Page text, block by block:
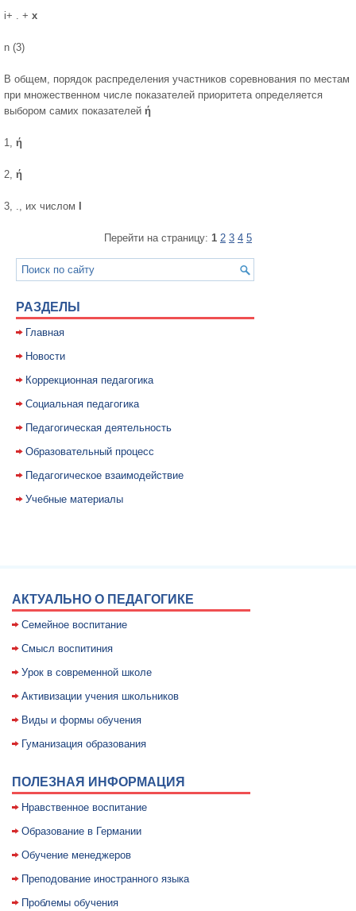
i+ . + х
n (3)
В общем, порядок распределения участников соревнования по мес­там
при множественном числе показателей приоритета определяется
выбо­ром самих показателей ή
1, ή
2, ή
3, ., их числом
Перейти на страницу: 1 2 3 4 5
РАЗДЕЛЫ
Главная
Новости
Коррекционная педагогика
Социальная педагогика
Педагогическая деятельность
Образовательный процесс
Педагогическое взаимодействие
Учебные материалы
АКТУАЛЬНО О ПЕДАГОГИКЕ
Семейное воспитание
Смысл воспитиния
Уpок в совpеменной школе
Активизации учения школьников
Виды и формы обучения
Гуманизация образования
ПОЛЕЗНАЯ ИНФОРМАЦИЯ
Нравственное воспитание
Образование в Германии
Обучение менеджеров
Преподование иностранного языка
Проблемы обучения